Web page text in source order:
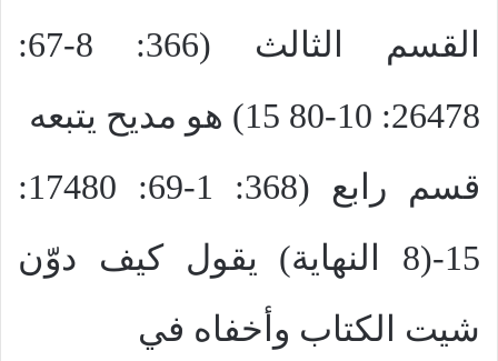
القسم الثالث (366: 8-67:
26478: 10-80 15) هو مديح يتبعه
قسم رابع (368: 1-69: 17480:
15-(8 النهاية) يقول كيف دوّن
شيت الكتاب وأخفاه في